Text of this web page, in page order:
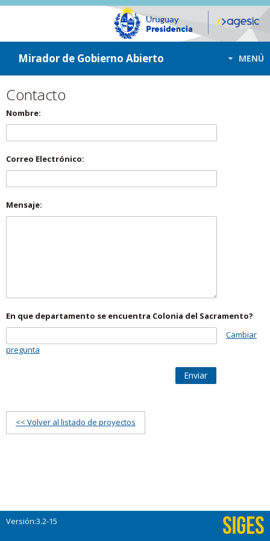
ir a contenido
ir al menú
Mirador de Gobierno Abierto MENÚ
Contacto
Nombre:
Correo Electrónico:
Mensaje:
En que departamento se encuentra Colonia del Sacramento?
Cambiar
pregunta
Enviar
<< Volver al listado de proyectos
Versión:3.2-15